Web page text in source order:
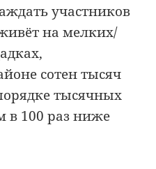
участников
на мелких/
сотен тысяч
тысячных
в 100 раз ниже